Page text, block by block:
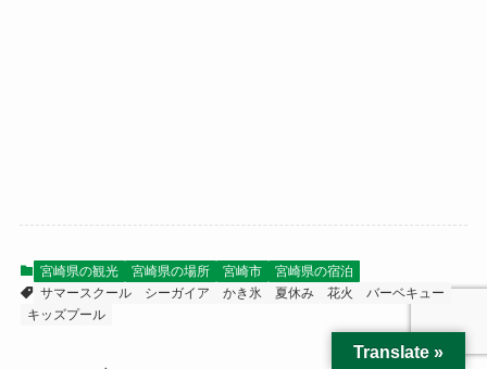
宮崎県の観光 宮崎県の場所 宮崎市
宮崎県の宿泊
サマースクール
シーガイア かき氷 夏休み 花火
バーベキュー
キッズプール
Translate »